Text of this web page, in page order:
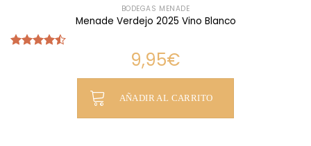
BODEGAS MENADE
Menade Verdejo 2025 Vino Blanco
9,95€
AÑADIR AL CARRITO